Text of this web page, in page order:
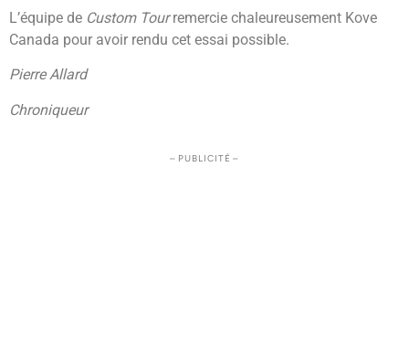
L’équipe de Custom Tourremercie chaleureusement Kove
Canada pour avoir rendu cet essai possible.
Pierre Allard
Chroniqueur
– PUBLICITÉ –